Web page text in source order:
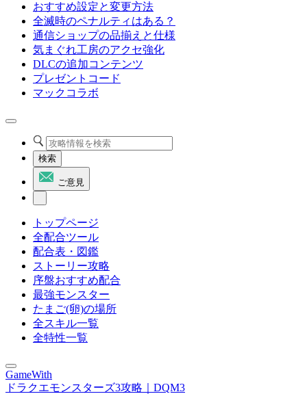
おすすめ設定と変更方法
全滅時のペナルティはある？
通信ショップの品揃えと仕様
気まぐれ工房のアクセ強化
DLCの追加コンテンツ
プレゼントコード
マックコラボ
検索
ご意見
トップページ
全配合ツール
配合表・図鑑
ストーリー攻略
序盤おすすめ配合
最強モンスター
たまご(卵)の場所
全スキル一覧
全特性一覧
GameWith
ドラクエモンスターズ3攻略｜DQM3